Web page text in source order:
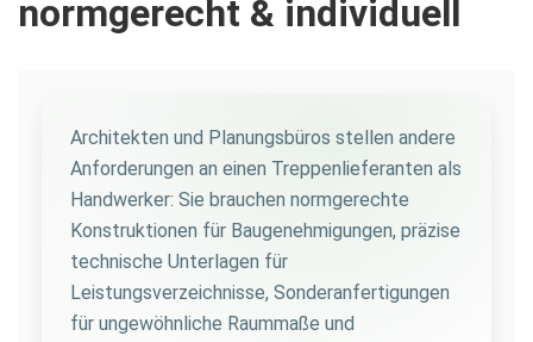
normgerecht & individuell
Architekten und Planungsbüros stellen andere
Anforderungen an einen Treppenlieferanten als
Handwerker: Sie brauchen normgerechte
Konstruktionen für Baugenehmigungen, präzise
technische Unterlagen für
Leistungsverzeichnisse, Sonderanfertigungen
für ungewöhnliche Raummaße und